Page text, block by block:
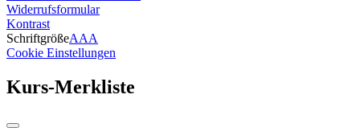
Widerrufsformular
Kontrast
SchriftgrößeAAA
Cookie Einstellungen
Kurs-Merkliste